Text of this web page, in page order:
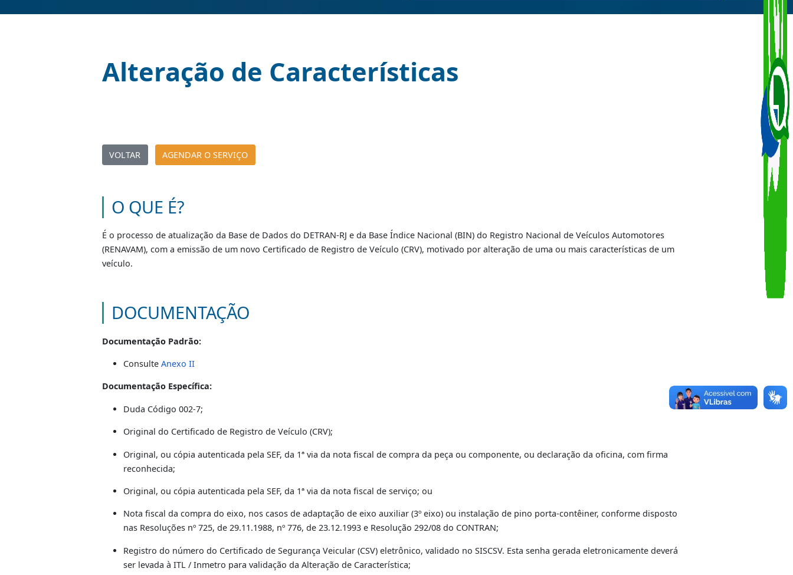
O QUE É?
É o processo de atualização da Base de Dados do DETRAN-RJ e da Base Índice Nacional (BIN) do Registro Nacional de Veículos Automotores
(RENAVAM), com a emissão de um novo Certificado de Registro de Veículo (CRV), motivado por alteração de uma ou mais características de um
DOCUMENTAÇÃO
Documentação Específica:
Duda Código 002-7;